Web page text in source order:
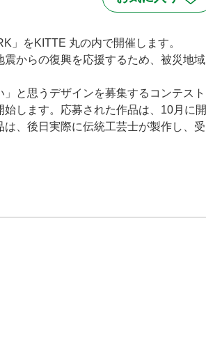
」をKITTE 丸の内で開催します。
からの復興を応援するため、被災地域
と思うデザインを募集するコンテスト
します。応募された作品は、10月に開
、後日実際に伝統工芸士が製作し、受